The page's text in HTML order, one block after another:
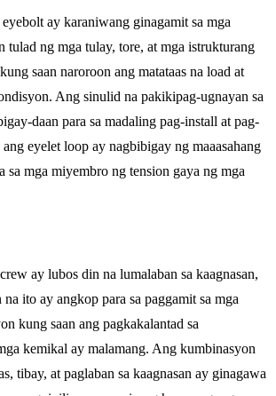
ay karaniwang ginagamit sa mga
tulad ng mga tulay, tore, at mga istrukturang
saan naroroon ang matataas na load at
Ang sinulid na pakikipag-ugnayan sa
daan para sa madaling pag-install at pag-
ang eyelet loop ay nagbibigay ng maaasahang
sa mga miyembro ng tension gaya ng mga
ay lubos din na lumalaban sa kaagnasan,
ito ay angkop para sa paggamit sa mga
kung saan ang pagkakalantad sa
kemikal ay malamang. Ang kumbinasyon
tibay, at paglaban sa kaagnasan ay ginagawa